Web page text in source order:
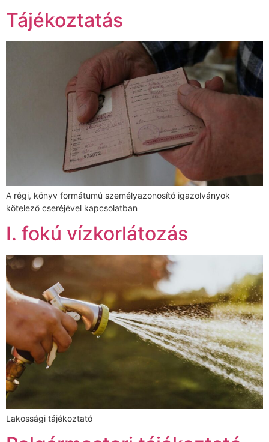
Tájékoztatás
A régi, könyv formátumú személyazonosító igazolványok
kötelező cseréjével kapcsolatban
I. fokú vízkorlátozás
Lakossági tájékoztató